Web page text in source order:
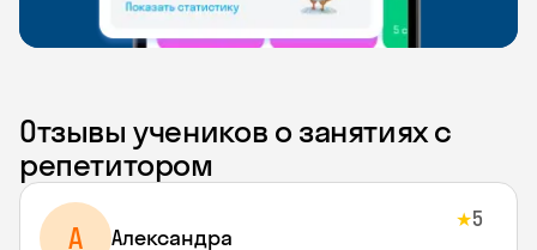
Отзывы учеников о занятиях с
репетитором
A Aлександра
★5